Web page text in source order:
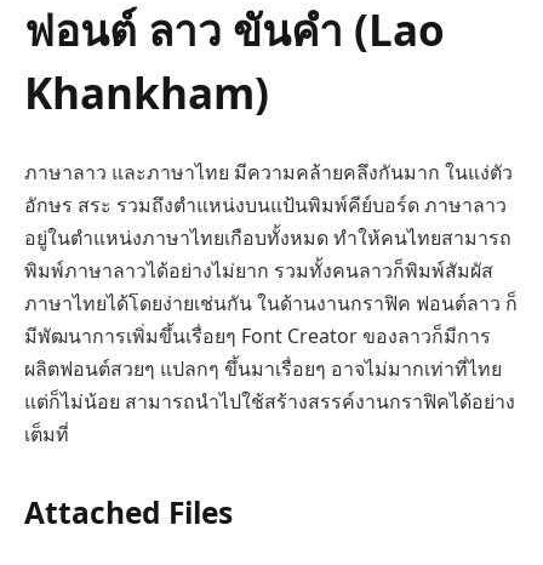
ฟอนต์ ลาว ขันคำ (Lao
Khankham)
ภาษาลาว และภาษาไทย มีความคล้ายคลึงกันมาก ในแง่ตัว
อักษร สระ รวมถึงตำแหน่งบนแป้นพิมพ์คีย์บอร์ด ภาษาลาว
อยู่ในตำแหน่งภาษาไทยเกือบทั้งหมด ทำให้คนไทยสามารถ
พิมพ์ภาษาลาวได้อย่างไม่ยาก รวมทั้งคนลาวก็พิมพ์สัมผัส
ภาษาไทยได้โดยง่ายเช่นกัน ในด้านงานกราฟิค ฟอนต์ลาว ก็
มีพัฒนาการเพิ่มขึ้นเรื่อยๆ Font Creator ของลาวก็มีการ
ผลิตฟอนต์สวยๆ แปลกๆ ขึ้นมาเรื่อยๆ อาจไม่มากเท่าที่ไทย
แต่ก็ไม่น้อย สามารถนำไปใช้สร้างสรรค์งานกราฟิคได้อย่าง
เต็มที่
Attached Files